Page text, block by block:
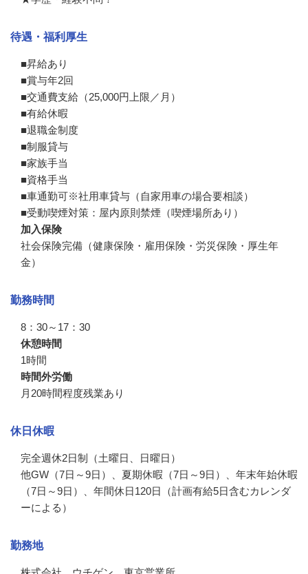
待遇・福利厚生
■昇給あり
■賞与年2回
■交通費支給（25,000円上限／月）
■有給休暇
■退職金制度
■制服貸与
■家族手当
■資格手当
■車通勤可※社用車貸与（自家用車の場合要相談）
■受動喫煙対策：屋内原則禁煙（喫煙場所あり）
加入保険
社会保険完備（健康保険・雇用保険・労災保険・厚生年
金）
勤務時間
8：30～17：30
休憩時間
1時間
時間外労働
月20時間程度残業あり
休日休暇
完全週休2日制（土曜日、日曜日）
他GW（7日～9日）、夏期休暇（7日～9日）、年末年始休暇
（7日～9日）、年間休日120日（計画有給5日含むカレンダ
ーによる）
勤務地